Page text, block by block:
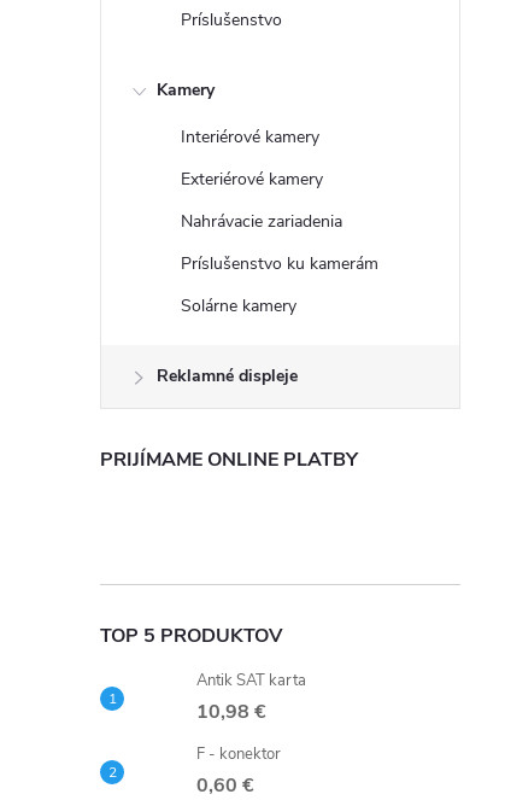
Príslušenstvo
Kamery
Interiérové kamery
Exteriérové kamery
Nahrávacie zariadenia
Príslušenstvo ku kamerám
Solárne kamery
Reklamné displeje
PRIJÍMAME ONLINE PLATBY
TOP 5 PRODUKTOV
Antik SAT karta
10,98 €
F - konektor
0,60 €